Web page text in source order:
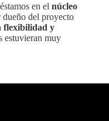
en el núcleo
dueño del proyecto
flexibilidad y
estuvieran muy